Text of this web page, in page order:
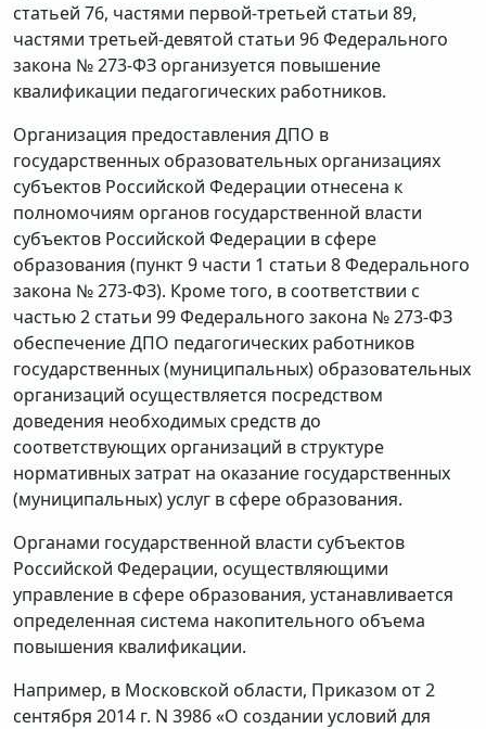
статьей 76, частями первой-третьей статьи 89,
частями третьей-девятой статьи 96 Федерального
закона № 273-ФЗ организуется повышение
квалификации педагогических работников.
Организация предоставления ДПО в
государственных образовательных организациях
субъектов Российской Федерации отнесена к
полномочиям органов государственной власти
субъектов Российской Федерации в сфере
образования (пункт 9 части 1 статьи 8 Федерального
закона № 273-ФЗ). Кроме того, в соответствии с
частью 2 статьи 99 Федерального закона № 273-ФЗ
обеспечение ДПО педагогических работников
государственных (муниципальных) образовательных
организаций осуществляется посредством
доведения необходимых средств до
соответствующих организаций в структуре
нормативных затрат на оказание государственных
(муниципальных) услуг в сфере образования.
Органами государственной власти субъектов
Российской Федерации, осуществляющими
управление в сфере образования, устанавливается
определенная система накопительного объема
повышения квалификации.
Например, в Московской области, Приказом от 2
сентября 2014 г. N 3986 «О создании условий для